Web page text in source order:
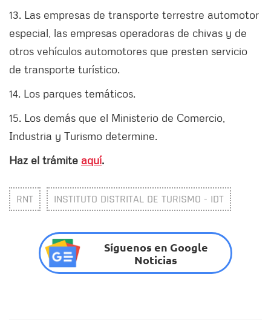
13. Las empresas de transporte terrestre automotor
especial, las empresas operadoras de chivas y de
otros vehículos automotores que presten servicio
de transporte turístico.
14. Los parques temáticos.
15. Los demás que el Ministerio de Comercio,
Industria y Turismo determine.
Haz el trámite aquí.
RNT INSTITUTO DISTRITAL DE TURISMO - IDT
Síguenos en Google
Noticias